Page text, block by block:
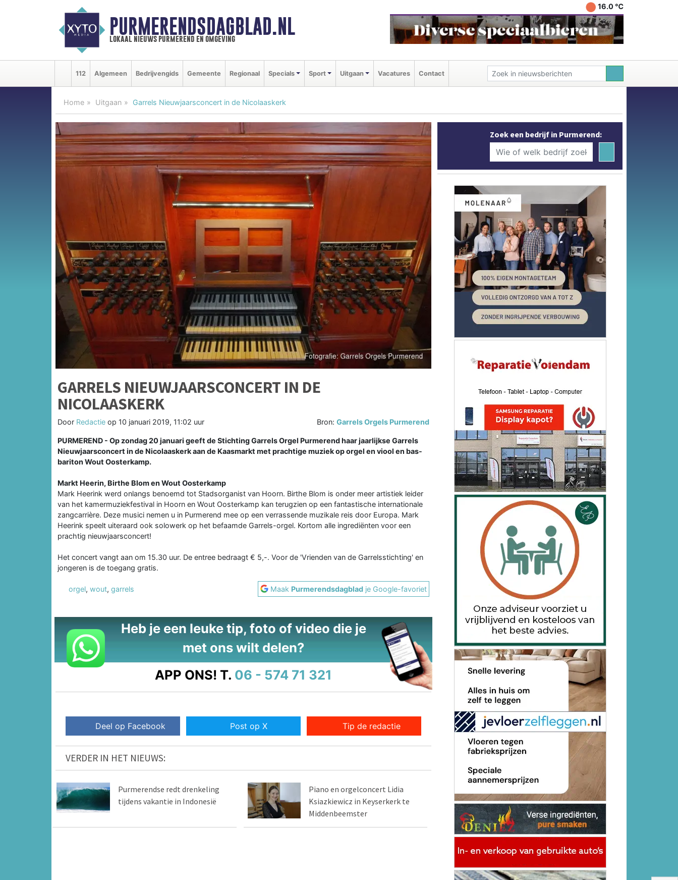
PURMERENDSDAGBLAD.NL
lokaal nieuws purmerend en omgeving
16.0 ℃
112 Algemeen Bedrijvengids Gemeente Regionaal Specials Sport Uitgaan Vacatures Contact
Home Uitgaan Garrels Nieuwjaarsconcert in de Nicolaaskerk
GARRELS NIEUWJAARSCONCERT IN DE
NICOLAASKERK
Door Redactie op 10 januari 2019, 11:02 uur Bron:Garrels Orgels Purmerend
PURMEREND - Op zondag 20 januari geeft de Stichting Garrels Orgel Purmerend haar jaarlijkse Garrels
Nieuwjaarsconcert in de Nicolaaskerk aan de Kaasmarkt met prachtige muziek op orgel en viool en bas-
bariton Wout Oosterkamp.
Markt Heerin, Birthe Blom en Wout Oosterkamp
Mark Heerink werd onlangs benoemd tot Stadsorganist van Hoorn. Birthe Blom is onder meer artistiek leider
van het kamermuziekfestival in Hoorn en Wout Oosterkamp kan terugzien op een fantastische internationale
zangcarrière. Deze musici nemen u in Purmerend mee op een verrassende muzikale reis door Europa. Mark
Heerink speelt uiteraard ook solowerk op het befaamde Garrels-orgel. Kortom alle ingrediënten voor een
prachtig nieuwjaarsconcert!
Het concert vangt aan om 15.30 uur. De entree bedraagt € 5,-. Voor de 'Vrienden van de Garrelsstichting' en
jongeren is de toegang gratis.
orgel, wout, garrels Maak Purmerendsdagblad je Google-favoriet
Heb je een leuke tip, foto of video die je
met ons wilt delen?
APP ONS! T. 06 - 574 71 321
Deel op Facebook Post op X Tip de redactie
VERDER IN HET NIEUWS:
Purmerendse redt drenkeling
tijdens vakantie in Indonesië
Piano en orgelconcert Lidia
Ksiazkiewicz in Keyserkerk te
Middenbeemster
Zoek een bedrijf in Purmerend: